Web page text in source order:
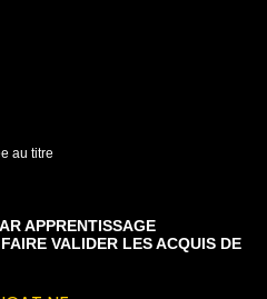
au titre
APPRENTISSAGE
VALIDER LES ACQUIS DE